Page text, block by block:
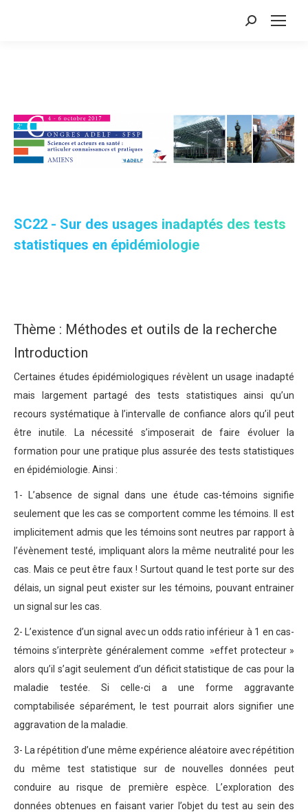
Search:
SC22 - Sur des usages inadaptés des tests
statistiques en épidémiologie
Thème : Méthodes et outils de la recherche
Introduction
Certaines études épidémiologiques révèlent un usage inadapté
mais largement partagé des tests statistiques ainsi qu’un
recours systématique à l’intervalle de confiance alors qu’il peut
être inutile. La nécessité s’imposerait de faire évoluer la
formation pour une pratique plus assurée des tests statistiques
en épidémiologie. Ainsi :
1- L’absence de signal dans une étude cas-témoins signifie
seulement que les cas se comportent comme les témoins. Il est
implicitement admis que les témoins sont neutres par rapport à
l’évènement testé, impliquant alors la même neutralité pour les
cas. Mais ce peut être faux ! Surtout quand le test porte sur des
délais, un signal peut exister sur les témoins, pouvant entrainer
un signal sur les cas.
2- L’existence d’un signal avec un odds ratio inférieur à 1 en cas-
témoins s’interprète généralement comme »effet protecteur »
alors qu’il s’agit seulement d’un déficit statistique de cas pour la
maladie testée. Si celle-ci a une forme aggravante
comptabilisée séparément, le test pourrait alors signifier une
aggravation de la maladie.
3- La répétition d’une même expérience aléatoire avec répétition
du même test statistique sur de nouvelles données peut
conduire au risque de première espèce. L’exploration des
données obtenues en faisant varier l’objet du test au sein des